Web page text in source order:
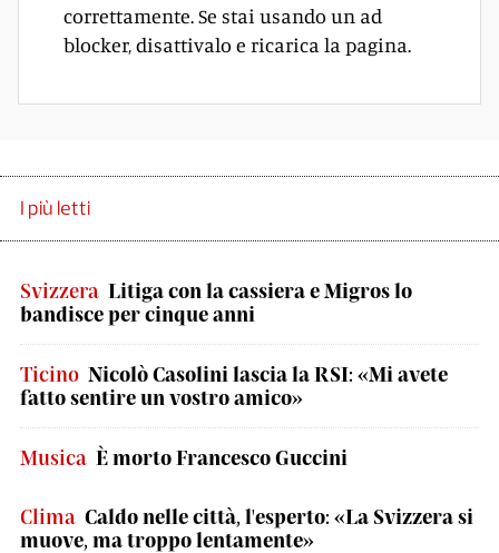
correttamente. Se stai usando un ad
blocker, disattivalo e ricarica la pagina.
I più letti
Svizzera Litiga con la cassiera e Migros lo
bandisce per cinque anni
Ticino Nicolò Casolini lascia la RSI: «Mi avete
fatto sentire un vostro amico»
Musica È morto Francesco Guccini
Clima Caldo nelle città, l'esperto: «La Svizzera si
muove, ma troppo lentamente»